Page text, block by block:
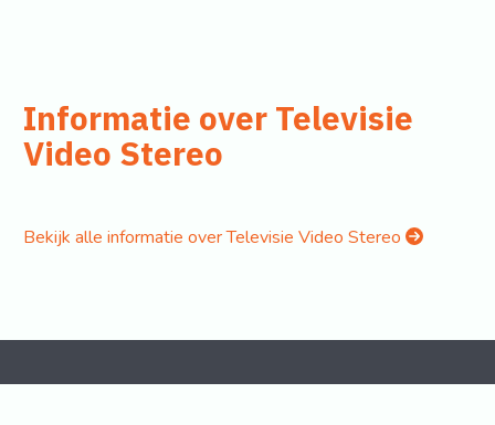
Informatie over Televisie
Video Stereo
Bekijk alle informatie over Televisie Video Stereo